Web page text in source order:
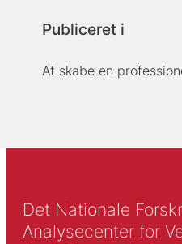
Publiceret i
At skabe en
Det Nationale
Analysecenter for